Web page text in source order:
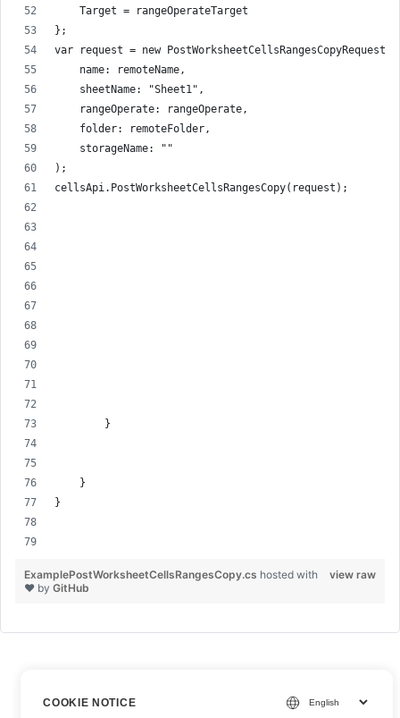
    Target = rangeOperateTarget
};
var request = new PostWorksheetCellsRangesCopyRequest(
    name: remoteName,
    sheetName: "Sheet1",
    rangeOperate: rangeOperate,
    folder: remoteFolder,
    storageName: ""
);
cellsApi.PostWorksheetCellsRangesCopy(request);
        }
    }
}
view raw
ExamplePostWorksheetCellsRangesCopy.cs hosted with
❤ by GitHub
COOKIE NOTICE